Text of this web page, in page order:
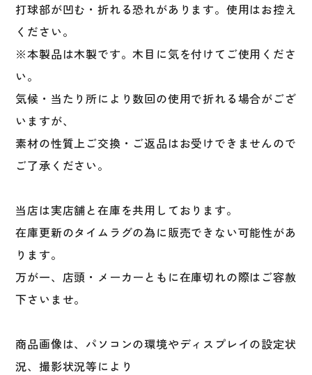
打球部が凹む・折れる恐れがあります。使用はお控え
ください。
※本製品は木製です。木目に気を付けてご使用くださ
い。
気候・当たり所により数回の使用で折れる場合がござ
いますが、
素材の性質上ご交換・ご返品はお受けできませんので
ご了承ください。
当店は実店舗と在庫を共用しております。
在庫更新のタイムラグの為に販売できない可能性があ
ります。
万が一、店頭・メーカーともに在庫切れの際はご容赦
下さいませ。
商品画像は、パソコンの環境やディスプレイの設定状
況、撮影状況等により